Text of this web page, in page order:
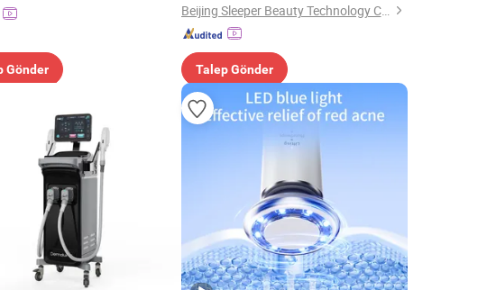
Gönder
Beijing Sleeper Beauty Technology Co., Ltd.
Talep Gönder